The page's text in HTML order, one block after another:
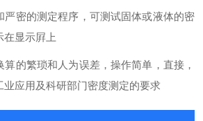
严密的测定程序，可测试固体或液体的密
在显示屛上
算的繁琐和人为误差，操作简单，直接，
应用及科研部门密度测定的要求